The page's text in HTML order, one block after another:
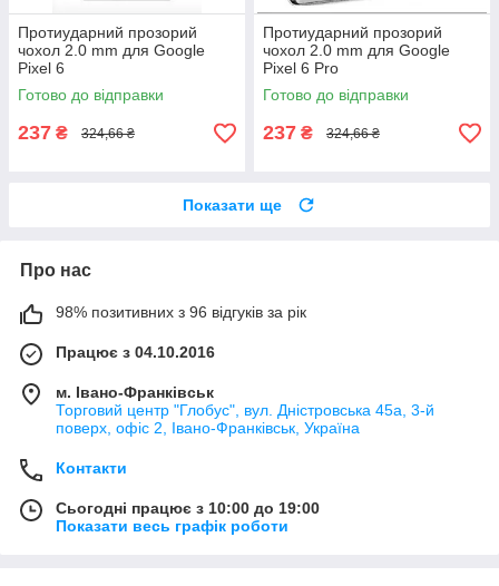
Протиударний прозорий
чохол 2.0 mm для Google
Pixel 6
Готово до відправки
237 ₴ 324,66 ₴
Протиударний прозорий
чохол 2.0 mm для Google
Pixel 6 Pro
Готово до відправки
237 ₴ 324,66 ₴
Показати ще
Про нас
98% позитивних з 96 відгуків за рік
Працює з 04.10.2016
м. Івано-Франківськ
Торговий центр "Глобус", вул. Дністровська 45а, 3-й
поверх, офіс 2, Івано-Франківськ, Україна
Контакти
Сьогодні працює з 10:00 до 19:00
Показати весь графік роботи